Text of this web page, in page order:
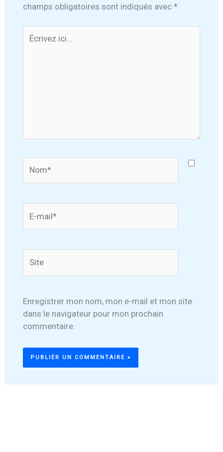
champs obligatoires sont indiqués avec *
ici…
mail*
Enregistrer mon nom, mon e-mail et mon site
dans le navigateur pour mon prochain
commentaire.